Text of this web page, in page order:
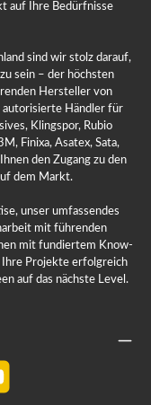
auf Ihre Bedürfnisse
sind wir stolz darauf,
sein – der höchsten
Hersteller von
autorisierte Händler für
Klingspor, Rubio
Finixa, Asatex, Sata,
den Zugang zu den
dem Markt.
unser umfassendes
mit führenden
mit fundiertem Know-
Ihre Projekte erfolgreich
auf das nächste Level.